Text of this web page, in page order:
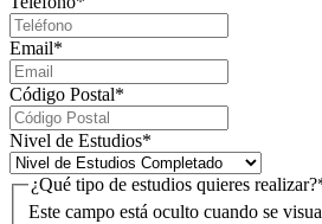
Email*
Código Postal*
Nivel de Estudios*
Este campo está oculto cuando se
¿Qué tipo de estudios quieres realizar?